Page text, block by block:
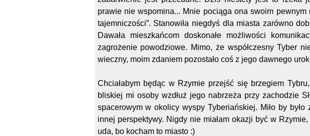
prawie nie wspomina... Mnie pociąga ona swoim pewnym
tajemniczości”. Stanowiła niegdyś dla miasta zarówno
Dawała mieszkańcom doskonałe możliwości
zagrożenie powodziowe. Mimo, że współczesny Tyber
wieczny, moim zdaniem pozostało coś z jego dawnego
Chciałabym będąc w Rzymie przejść się brzegiem
bliskiej mi osoby wzdłuż jego nabrzeża przy zachodzie
spacerowym w okolicy wyspy Tyberiańskiej. Miło by
innej perspektywy. Nigdy nie miałam okazji być w
uda, bo kocham to miasto :)